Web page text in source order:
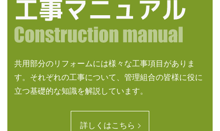
共用部分のリフォームには様々な工事項目がありま
す。それぞれの工事について、管理組合の皆様に役に
立つ基礎的な知識を解説しています。
詳しくはこちら